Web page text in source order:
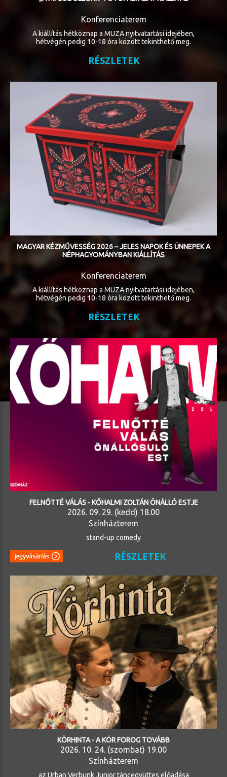
Konferenciaterem
A kiállítás hétköznap a MUZA nyitvatartási idejében,
hétvégén pedig 10-18 óra között tekinthető meg.
RÉSZLETEK
MAGYAR KÉZMŰVESSÉG 2026 – JELES NAPOK ÉS ÜNNEPEK A
NÉPHAGYOMÁNYBAN KIÁLLÍTÁS
Konferenciaterem
A kiállítás hétköznap a MUZA nyitvatartási idejében,
hétvégén pedig 10-18 óra között tekinthető meg.
RÉSZLETEK
FELNŐTTÉ VÁLÁS - KŐHALMI ZOLTÁN ÖNÁLLÓ ESTJE
2026. 09. 29. (kedd) 18.00
Színházterem
stand-up comedy
RÉSZLETEK
KÖRHINTA - A KÖR FOROG TOVÁBB
2026. 10. 24. (szombat) 19.00
Színházterem
az Urban Verbunk Junior táncegyüttes előadása